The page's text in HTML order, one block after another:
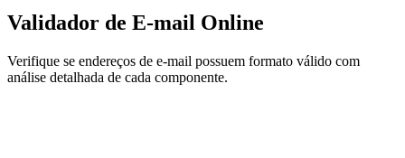
Validador de E-mail Online
Verifique se endereços de e-mail possuem formato válido com
análise detalhada de cada componente.